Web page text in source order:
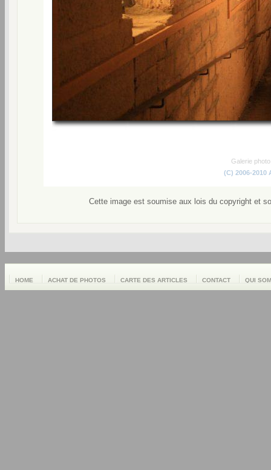
Galerie
(C) 2006-2010
Cette image est soumise aux lois du copyright et
HOME ACHAT DE PHOTOS CARTE DES ARTICLES CONTACT QUI